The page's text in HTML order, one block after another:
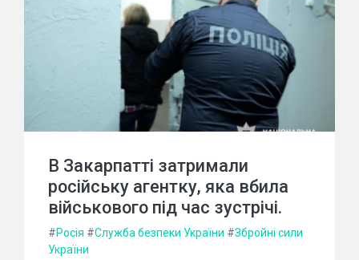
В Закарпатті затримали
російську агентку, яка вбила
військового під час зустрічі.
#Росія #Служба безпеки України #Збройні сили
України